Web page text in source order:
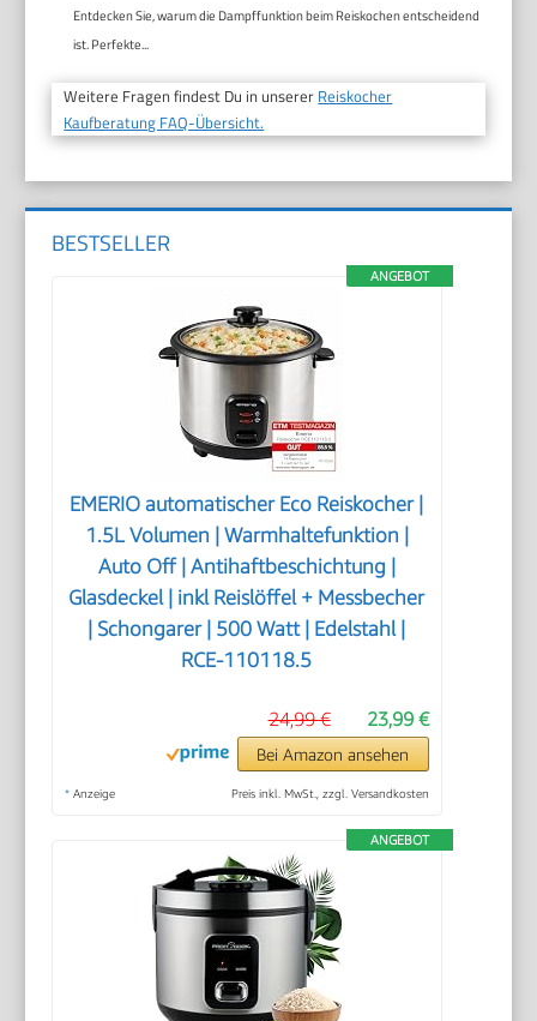
Entdecken Sie, warum die Dampffunktion beim Reiskochen entscheidend
ist. Perfekte...
Weitere Fragen findest Du in unserer Reiskocher
Kaufberatung FAQ-Übersicht.
BESTSELLER
ANGEBOT
EMERIO automatischer Eco Reiskocher |
1.5L Volumen | Warmhaltefunktion |
Auto Off | Antihaftbeschichtung |
Glasdeckel | inkl Reislöffel + Messbecher
| Schongarer | 500 Watt | Edelstahl |
RCE-110118.5
23,99 €
24,99 €
Bei Amazon ansehen
* Anzeige Preis inkl. MwSt., zzgl. Versandkosten
ANGEBOT